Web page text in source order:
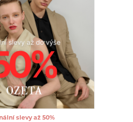
slevy až 50%